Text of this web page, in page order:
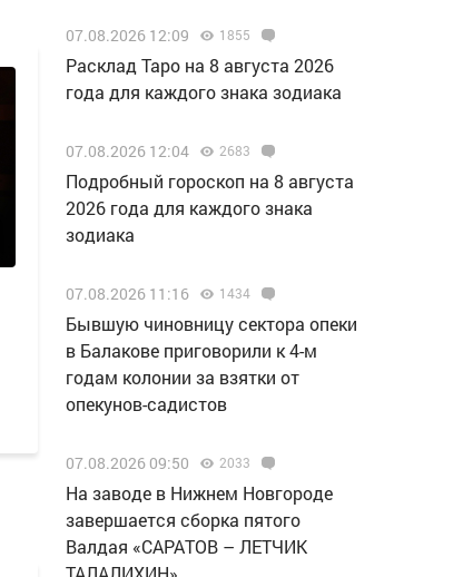
07.08.2026 12:09 1855
Расклад Таро на 8 августа 2026
года для каждого знака зодиака
07.08.2026 12:04 2683
Подробный гороскоп на 8 августа
2026 года для каждого знака
зодиака
07.08.2026 11:16 1434
Бывшую чиновницу сектора опеки
в Балакове приговорили к 4-м
годам колонии за взятки от
опекунов-садистов
07.08.2026 09:50 2033
Н️а заводе в Нижнем Новгороде
завершается сборка пятого
Валдая «САРАТОВ – ЛЕТЧИК